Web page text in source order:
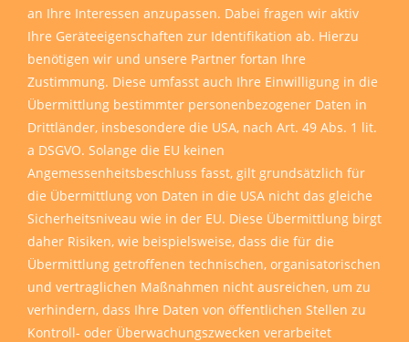
an Ihre Interessen anzupassen. Dabei fragen wir aktiv
Ihre Geräteeigenschaften zur Identifikation ab. Hierzu
benötigen wir und unsere Partner fortan Ihre
Zustimmung. Diese umfasst auch Ihre Einwilligung in die
Übermittlung bestimmter personenbezogener Daten in
Drittländer, insbesondere die USA, nach Art. 49 Abs. 1 lit.
a DSGVO. Solange die EU keinen
Angemessenheitsbeschluss fasst, gilt grundsätzlich für
die Übermittlung von Daten in die USA nicht das gleiche
Sicherheitsniveau wie in der EU. Diese Übermittlung birgt
daher Risiken, wie beispielsweise, dass die für die
Übermittlung getroffenen technischen, organisatorischen
und vertraglichen Maßnahmen nicht ausreichen, um zu
verhindern, dass Ihre Daten von öffentlichen Stellen zu
Kontroll- oder Überwachungszwecken verarbeitet